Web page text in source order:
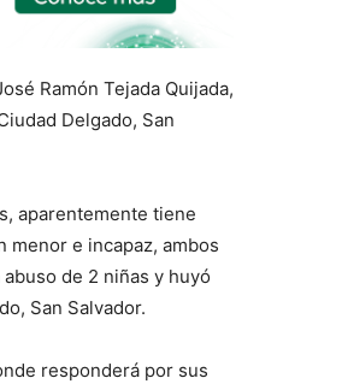
Ramón Tejada Quijada,
Delgado, San
aparentemente tiene
menor e incapaz, ambos
de 2 niñas y huyó
San Salvador.
responderá por sus